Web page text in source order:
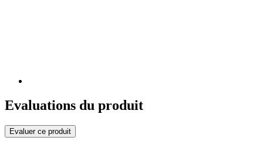
Evaluations du produit
Evaluer ce produit